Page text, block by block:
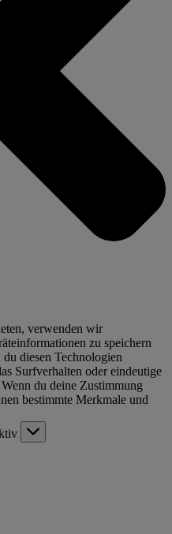
verwenden wir
zu speichern
diesen Technologien
Surfverhalten oder eindeutige
du deine Zustimmung
bestimmte Merkmale und